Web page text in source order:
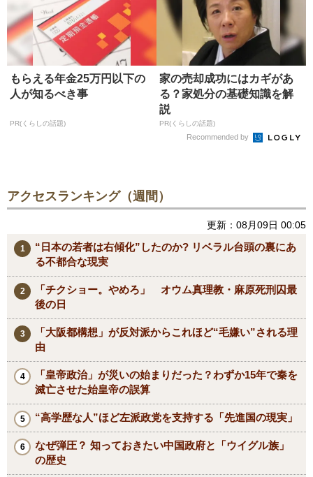
もらえる年金25万円以下の
人が知るべき事
PR(くらしの話題)
家の売却成功にはカギがあ
る？家処分の基礎知識を解
説
PR(くらしの話題)
Recommended by
アクセスランキング（週間）
更新：08月09日 00:05
“日本の若者は右傾化”したのか? リベラル台頭の裏にあ
る不都合な現実
「チクショー。やめろ」 オウム真理教・麻原死刑囚最
後の日
「大阪都構想」が反対派からこれほど“毛嫌い”される理
由
「皇帝政治」が災いの始まりだった？わずか15年で秦を
滅亡させた始皇帝の誤算
“高学歴な人”ほど左派政党を支持する「先進国の現実」
なぜ弾圧？ 知っておきたい中国政府と「ウイグル族」
の歴史